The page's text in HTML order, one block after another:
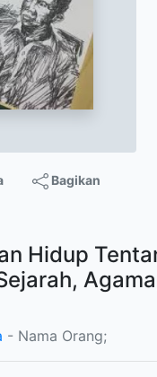
Bagikan
Hidup
- Nama Orang;